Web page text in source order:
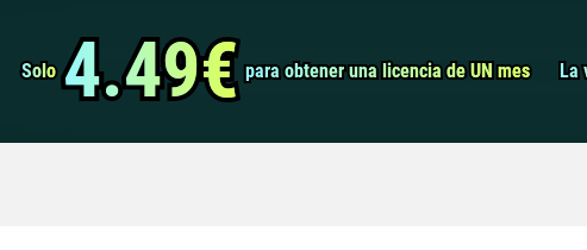
Solo
Solo 4.49€
4.49€ para obtener una licencia de UN mes
para obtener una licencia de UN mes La
La